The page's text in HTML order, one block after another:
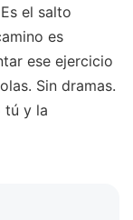
el salto
es
ese ejercicio
Sin dramas.
tú y la